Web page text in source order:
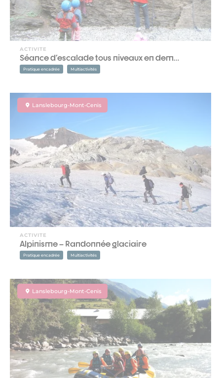
ACTIVITE
Séance d'escalade tous niveaux en dem…
Pratique encadrée Multiactivités
Lanslebourg-Mont-Cenis
ACTIVITE
Alpinisme – Randonnée glaciaire
Pratique encadrée Multiactivités
Lanslebourg-Mont-Cenis